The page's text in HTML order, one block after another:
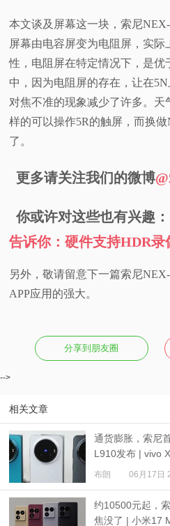
本文谈及屏幕这一块，索尼
屏幕由电容屏变为电阻屏，实
性，电阻屏在特定情况下，是优
中，因为电阻屏的存在，让在
对焦不准的现象减少了许多。天
样的可以操作5R的触屏，而换
了。
更多请关注我们的微博
你或许对这些也有兴趣：
告诉你：硬件支持HDR录
另外，敬请留意下一篇索尼
APP应用的强大。
分享到朋友圈
-->
相关文章
通货膨胀，索尼
L910发布 | vivo
布朗 06月17日
约10500元起，
焦没了 | 小米17